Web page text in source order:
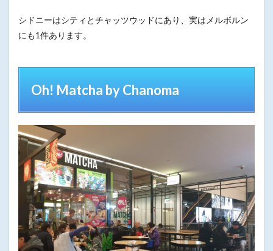
シドニーはシティとチャッツウッドにあり、実はメルボルン
にも1件あります。
Oh! Matcha by Chanoma